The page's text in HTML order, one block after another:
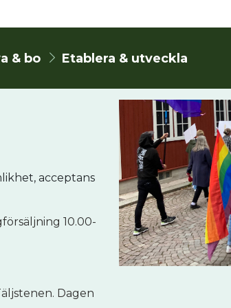
& bo Etablera & utveckla
acceptans
10.00-
Dagen